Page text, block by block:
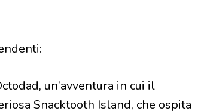
un’avventura in cui il
Snacktooth Island, che ospita